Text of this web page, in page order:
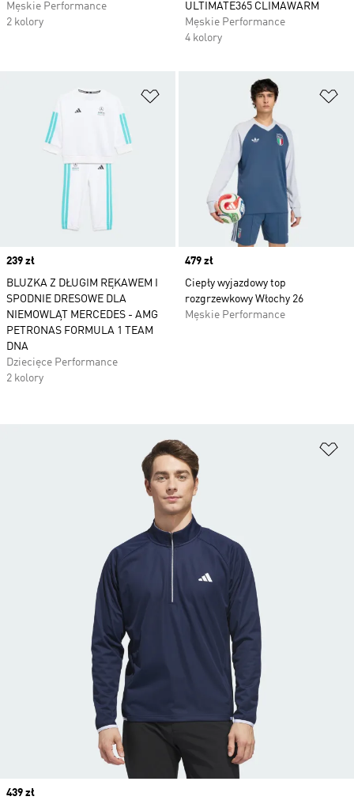
Męskie Performance
2 kolory
ULTIMATE365 CLIMAWARM
Męskie Performance
4 kolory
Dodaj do listy życzeń
Price
239 zł
BLUZKA Z DŁUGIM RĘKAWEM I
SPODNIE DRESOWE DLA
NIEMOWLĄT MERCEDES - AMG
PETRONAS FORMULA 1 TEAM
DNA
Dziecięce Performance
2 kolory
Price
479 zł
Ciepły wyjazdowy top
rozgrzewkowy Włochy 26
Męskie Performance
Price
439 zł